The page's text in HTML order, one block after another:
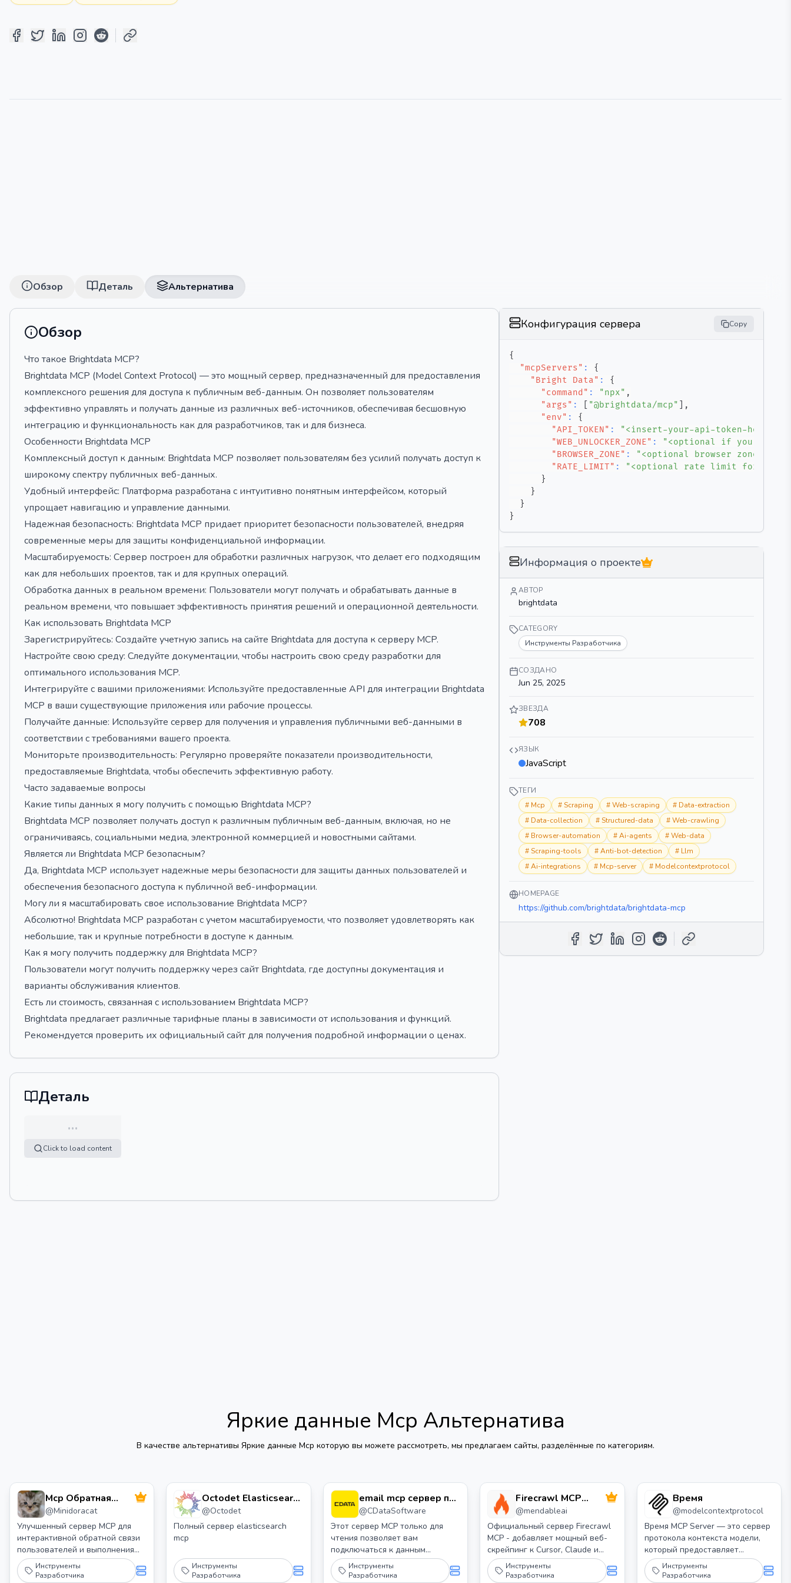
Обзор Деталь Альтернатива
Обзор
Что такое Brightdata MCP?
Brightdata MCP (Model Context Protocol) — это мощный сервер, предназначенный для предоставления
комплексного решения для доступа к публичным веб-данным. Он позволяет пользователям
эффективно управлять и получать данные из различных веб-источников, обеспечивая бесшовную
интеграцию и функциональность как для разработчиков, так и для бизнеса.
Особенности Brightdata MCP
Комплексный доступ к данным: Brightdata MCP позволяет пользователям без усилий получать доступ к
широкому спектру публичных веб-данных.
Удобный интерфейс: Платформа разработана с интуитивно понятным интерфейсом, который
упрощает навигацию и управление данными.
Надежная безопасность: Brightdata MCP придает приоритет безопасности пользователей, внедряя
современные меры для защиты конфиденциальной информации.
Масштабируемость: Сервер построен для обработки различных нагрузок, что делает его подходящим
как для небольших проектов, так и для крупных операций.
Обработка данных в реальном времени: Пользователи могут получать и обрабатывать данные в
реальном времени, что повышает эффективность принятия решений и операционной деятельности.
Как использовать Brightdata MCP
Зарегистрируйтесь: Создайте учетную запись на сайте Brightdata для доступа к серверу MCP.
Настройте свою среду: Следуйте документации, чтобы настроить свою среду разработки для
оптимального использования MCP.
Интегрируйте с вашими приложениями: Используйте предоставленные API для интеграции Brightdata
MCP в ваши существующие приложения или рабочие процессы.
Получайте данные: Используйте сервер для получения и управления публичными веб-данными в
соответствии с требованиями вашего проекта.
Мониторьте производительность: Регулярно проверяйте показатели производительности,
предоставляемые Brightdata, чтобы обеспечить эффективную работу.
Часто задаваемые вопросы
Какие типы данных я могу получить с помощью Brightdata MCP?
Brightdata MCP позволяет получать доступ к различным публичным веб-данным, включая, но не
ограничиваясь, социальными медиа, электронной коммерцией и новостными сайтами.
Является ли Brightdata MCP безопасным?
Да, Brightdata MCP использует надежные меры безопасности для защиты данных пользователей и
обеспечения безопасного доступа к публичной веб-информации.
Могу ли я масштабировать свое использование Brightdata MCP?
Абсолютно! Brightdata MCP разработан с учетом масштабируемости, что позволяет удовлетворять как
небольшие, так и крупные потребности в доступе к данным.
Как я могу получить поддержку для Brightdata MCP?
Пользователи могут получить поддержку через сайт Brightdata, где доступны документация и
варианты обслуживания клиентов.
Есть ли стоимость, связанная с использованием Brightdata MCP?
Brightdata предлагает различные тарифные планы в зависимости от использования и функций.
Рекомендуется проверить их официальный сайт для получения подробной информации о ценах.
Деталь
…
Click to load content
Конфигурация сервера Copy
{
"mcpServers" :
{
"Bright Data" :
{
"command" : "npx" ,
"args" : "@brightdata/mcp"
,
"env" :
{
"API_TOKEN" : "<insert-your-api-token-here>"
"WEB_UNLOCKER_ZONE" :
"<optional if you want
"BROWSER_ZONE" :
"<optional browser zone
"RATE_LIMIT" :
"<optional rate limit format:
}
}
}
}
Информация о проекте
АВТОР
brightdata
CATEGORY
Инструменты Разработчика
СОЗДАНО
Jun 25, 2025
ЗВЕЗДА
708
ЯЗЫК
JavaScript
ТЕГИ
# Mcp #Scraping #Web-scraping # Data-extraction
# Data-collection #Structured-data #Web-crawling
# Browser-automation #Ai-agents #Web-data
#Scraping-tools #Anti-bot-detection # Llm
#Ai-integrations # Mcp-server # Modelcontextprotocol
HOMEPAGE
https://github.com/brightdata/brightdata-mcp
Яркие данные Mcp Альтернатива
В качестве альтернативы Яркие данные Mcp которую вы можете рассмотреть, мы предлагаем сайты, разделённые по категориям.
Mcp Обратная
связь Улучшена
@Minidoracat
Улучшенный сервер MCP для
интерактивной обратной связи
пользователей и выполнения
команд в AI-поддерживаемой
разработке, с поддержкой двух
Инструменты
Разработчика
Octodet Elasticsearch
MCP Сервер
@Octodet
Полный сервер elasticsearch
mcp
Инструменты
Разработчика
email mcp сервер по
cdata
@CDataSoftware
Этот сервер MCP только для
чтения позволяет вам
подключаться к данным
электронной почты из Claude
Desktop через драйверы CData
Инструменты
Разработчика
Firecrawl MCP
Сервер
@mendableai
Официальный сервер Firecrawl
MCP - добавляет мощный веб-
скрейпинг к Cursor, Claude и
любым другим клиентам LLM.
Инструменты
Разработчика
Время
@modelcontextprotocol
Время MCP Server — это сервер
протокола контекста модели,
который предоставляет
возможности преобразования
времени и часовых поясов. Он
Инструменты
Разработчика